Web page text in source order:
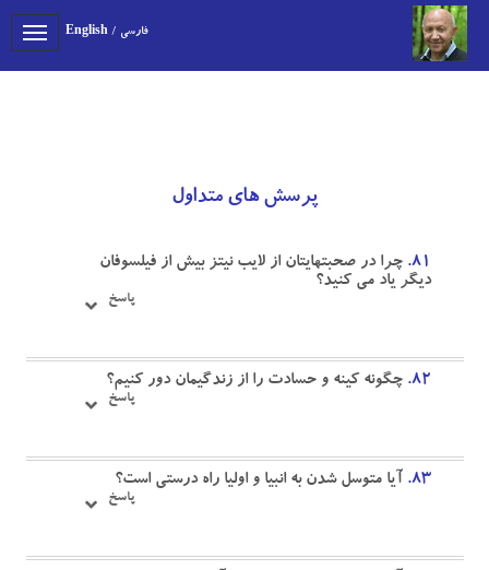
فارسی /
English
پرسش های متداول
۸۱. چرا در صحبتهايتان از لايب نيتز بيش از فيلسوفان
ديگر ياد مى كنيد؟
پاسخ
۸۲. چگونه كينه و حسادت را از زندگيمان دور كنيم؟
پاسخ
۸۳. آيا متوسل شدن به انبيا و اوليا راه درستى است؟
پاسخ